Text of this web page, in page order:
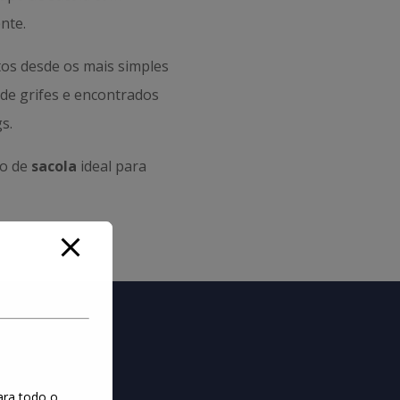
desde os mais simples
grifes e encontrados
de sacola ideal para